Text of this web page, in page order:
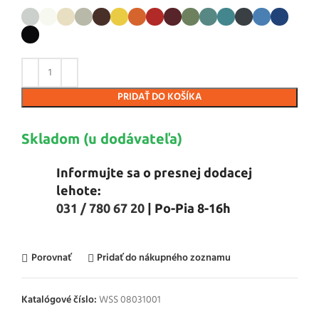
PRIDAŤ DO KOŠÍKA
Skladom (u dodávateľa)
Informujte sa o presnej dodacej
lehote:
031 / 780 67 20 | Po-Pia 8-16h
Porovnať Pridať do nákupného zoznamu
Katalógové číslo:WSS 08031001